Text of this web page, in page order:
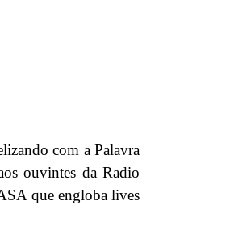
com a Palavra
ouvintes da Radio
que engloba lives